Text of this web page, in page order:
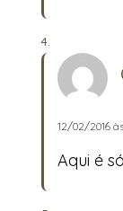
12/02/2016
Aqui é